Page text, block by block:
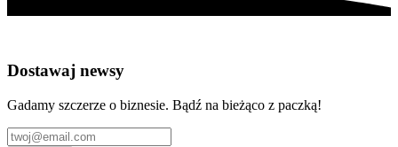
Dostawaj newsy
Gadamy szczerze o biznesie. Bądź na bieżąco z paczką!